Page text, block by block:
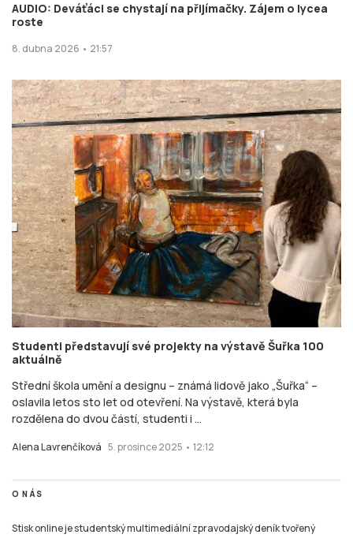
AUDIO: Deváťáci se chystají na přijímačky. Zájem o lycea
roste
8. dubna 2026 • 21:57
Studenti představují své projekty na výstavě Šuřka 100
aktuálně
Střední škola umění a designu – známá lidově jako „Šuřka“ –
oslavila letos sto let od otevření. Na výstavě, která byla
rozdělena do dvou částí, studenti i ...
Alena Lavrenčíková 5. prosince 2025 • 12:12
O NÁS
Stisk online je studentský multimediální zpravodajský deník tvořený